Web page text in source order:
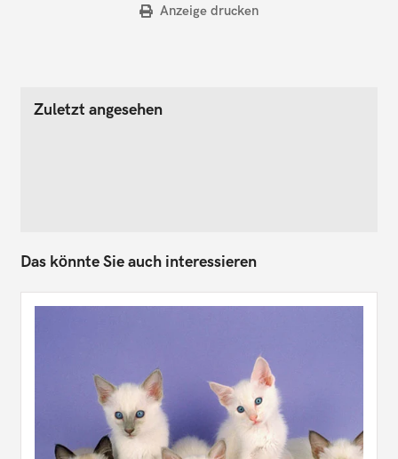
Anzeige drucken
Zuletzt angesehen
Das könnte Sie auch interessieren